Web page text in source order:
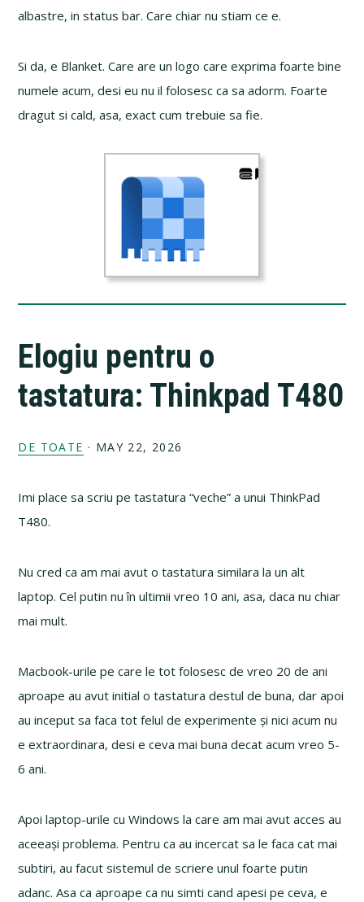
albastre, in status bar. Care chiar nu stiam ce e.
Si da, e Blanket. Care are un logo care exprima foarte bine
numele acum, desi eu nu il folosesc ca sa adorm. Foarte
dragut si cald, asa, exact cum trebuie sa fie.
Elogiu pentru o
tastatura: Thinkpad T480
DE TOATE · MAY 22, 2026
Imi place sa scriu pe tastatura “veche” a unui ThinkPad
T480.
Nu cred ca am mai avut o tastatura similara la un alt
laptop. Cel putin nu în ultimii vreo 10 ani, asa, daca nu chiar
mai mult.
Macbook-urile pe care le tot folosesc de vreo 20 de ani
aproape au avut initial o tastatura destul de buna, dar apoi
au inceput sa faca tot felul de experimente și nici acum nu
e extraordinara, desi e ceva mai buna decat acum vreo 5-
6 ani.
Apoi laptop-urile cu Windows la care am mai avut acces au
aceeași problema. Pentru ca au incercat sa le faca cat mai
subtiri, au facut sistemul de scriere unul foarte putin
adanc. Asa ca aproape ca nu simti cand apesi pe ceva, e